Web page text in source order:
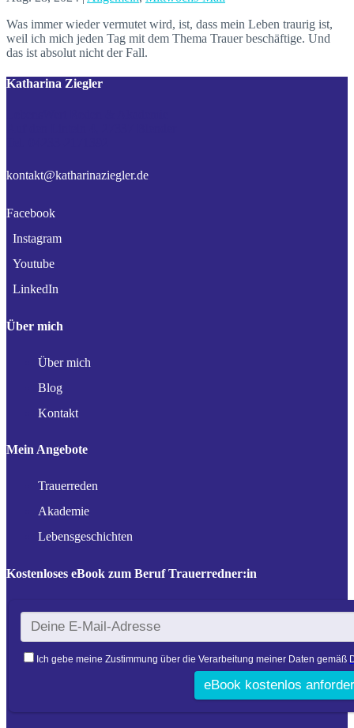
Was immer wieder vermutet wird, ist, dass mein Leben traurig ist,
weil ich mich jeden Tag mit dem Thema Trauer beschäftige. Und
das ist absolut nicht der Fall.
Katharina Ziegler
kontakt@katharinaziegler.de
Facebook
Instagram
Youtube
LinkedIn
Über mich
Über mich
Blog
Kontakt
Mein Angebote
Trauerreden
Akademie
Lebensgeschichten
Kostenloses eBook zum Beruf Trauerredner:in